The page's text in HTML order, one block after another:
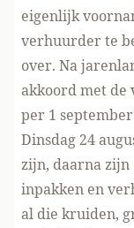
eigenlijk
verhuurder te
over. Na
akkoord met
per 1
Dinsdag 24
zijn, daarna zijn
inpakken en
al die kruiden,